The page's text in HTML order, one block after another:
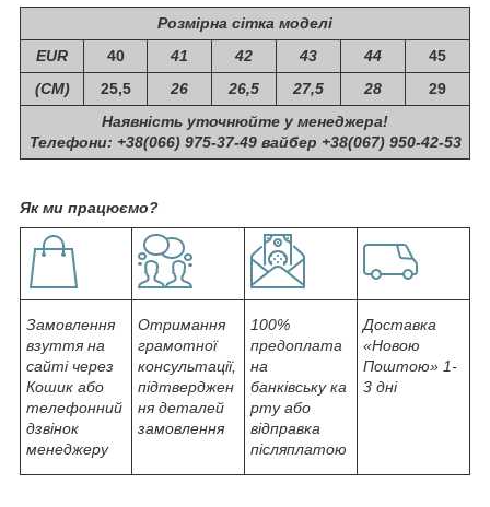
Розмірна сітка моделі
EUR
40 41 42 43 44
45
(СМ)
25,5 26 26,5 27,5 28
29
Наявність уточнюйте у менеджера!
Телефони: +38(066) 975-37-49 вайбер +38(067) 950-42-53
Як ми працюємо?
Замовлення
взуття на
сайті через
Кошик або
телефонний
дзвінок
менеджеру
Отримання
грамотної
консультації,
підтверджен
ня деталей
замовлення
100%
предоплата
на
банківську ка
рту або
відправка
післяплатою
Доставка
«Новою
Поштою» 1-
3 дні